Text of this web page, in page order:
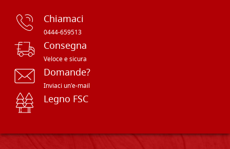
Chiamaci
0444-659513
Consegna
Veloce e sicura
Domande?
Inviaci un'e-mail
Legno FSC